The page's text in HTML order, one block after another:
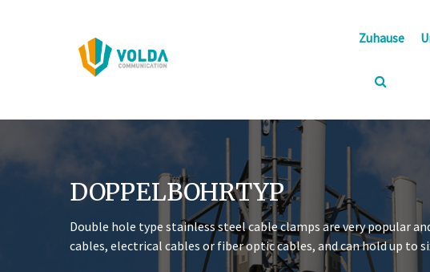
Zuhause
DOPPELBOHRTYP
Double hole type stainless steel cable clamps are very popular
cables, electrical cables or fiber optic cables, and can hold up to